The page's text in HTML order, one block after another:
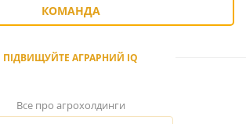
КОМАНДА
ПІДВИЩУЙТЕ АГРАРНИЙ IQ
Все про агрохолдинги